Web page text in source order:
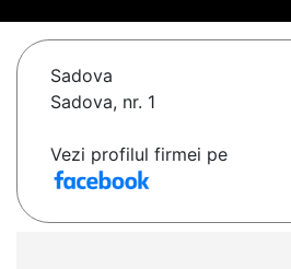
Sadova
Sadova, nr. 1
Vezi profilul firmei pe